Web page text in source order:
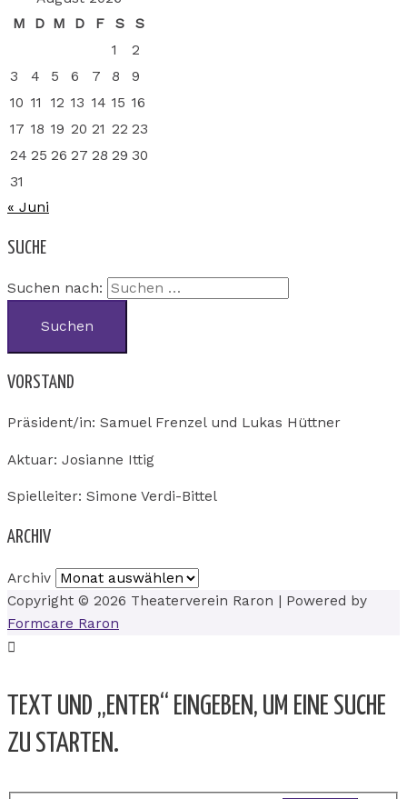
M
D M D F S
S
1
2
3
4 5 6 7 8
9
10 11 12 13 14 15 16
17 18 19 20 21 22 23
24 25 26 27 28 29 30
31
« Juni
SUCHE
Suchen nach:
VORSTAND
Präsident/in: Samuel Frenzel und Lukas Hüttner
Aktuar: Josianne Ittig
Spielleiter: Simone Verdi-Bittel
ARCHIV
Archiv
Copyright © 2026 Theaterverein Raron | Powered by
Formcare Raron
TEXT UND „ENTER“ EINGEBEN, UM EINE SUCHE
ZU STARTEN.